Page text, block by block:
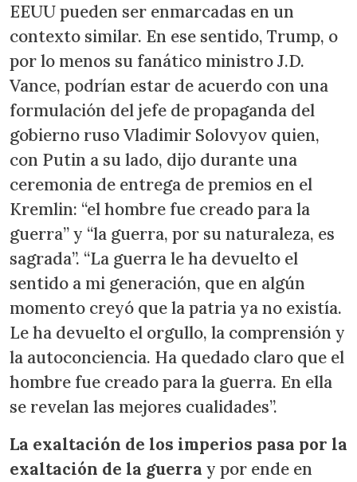
EEUU pueden ser enmarcadas en un
contexto similar. En ese sentido, Trump, o
por lo menos su fanático ministro J.D.
Vance, podrían estar de acuerdo con una
formulación del jefe de propaganda del
gobierno ruso Vladimir Solovyov quien,
con Putin a su lado, dijo durante una
ceremonia de entrega de premios en el
Kremlin: “el hombre fue creado para la
guerra” y “la guerra, por su naturaleza, es
sagrada”. “La guerra le ha devuelto el
sentido a mi generación, que en algún
momento creyó que la patria ya no existía.
Le ha devuelto el orgullo, la comprensión y
la autoconciencia. Ha quedado claro que el
hombre fue creado para la guerra. En ella
se revelan las mejores cualidades”.
La exaltación de los imperios pasa por la
exaltación de la guerra y por ende en